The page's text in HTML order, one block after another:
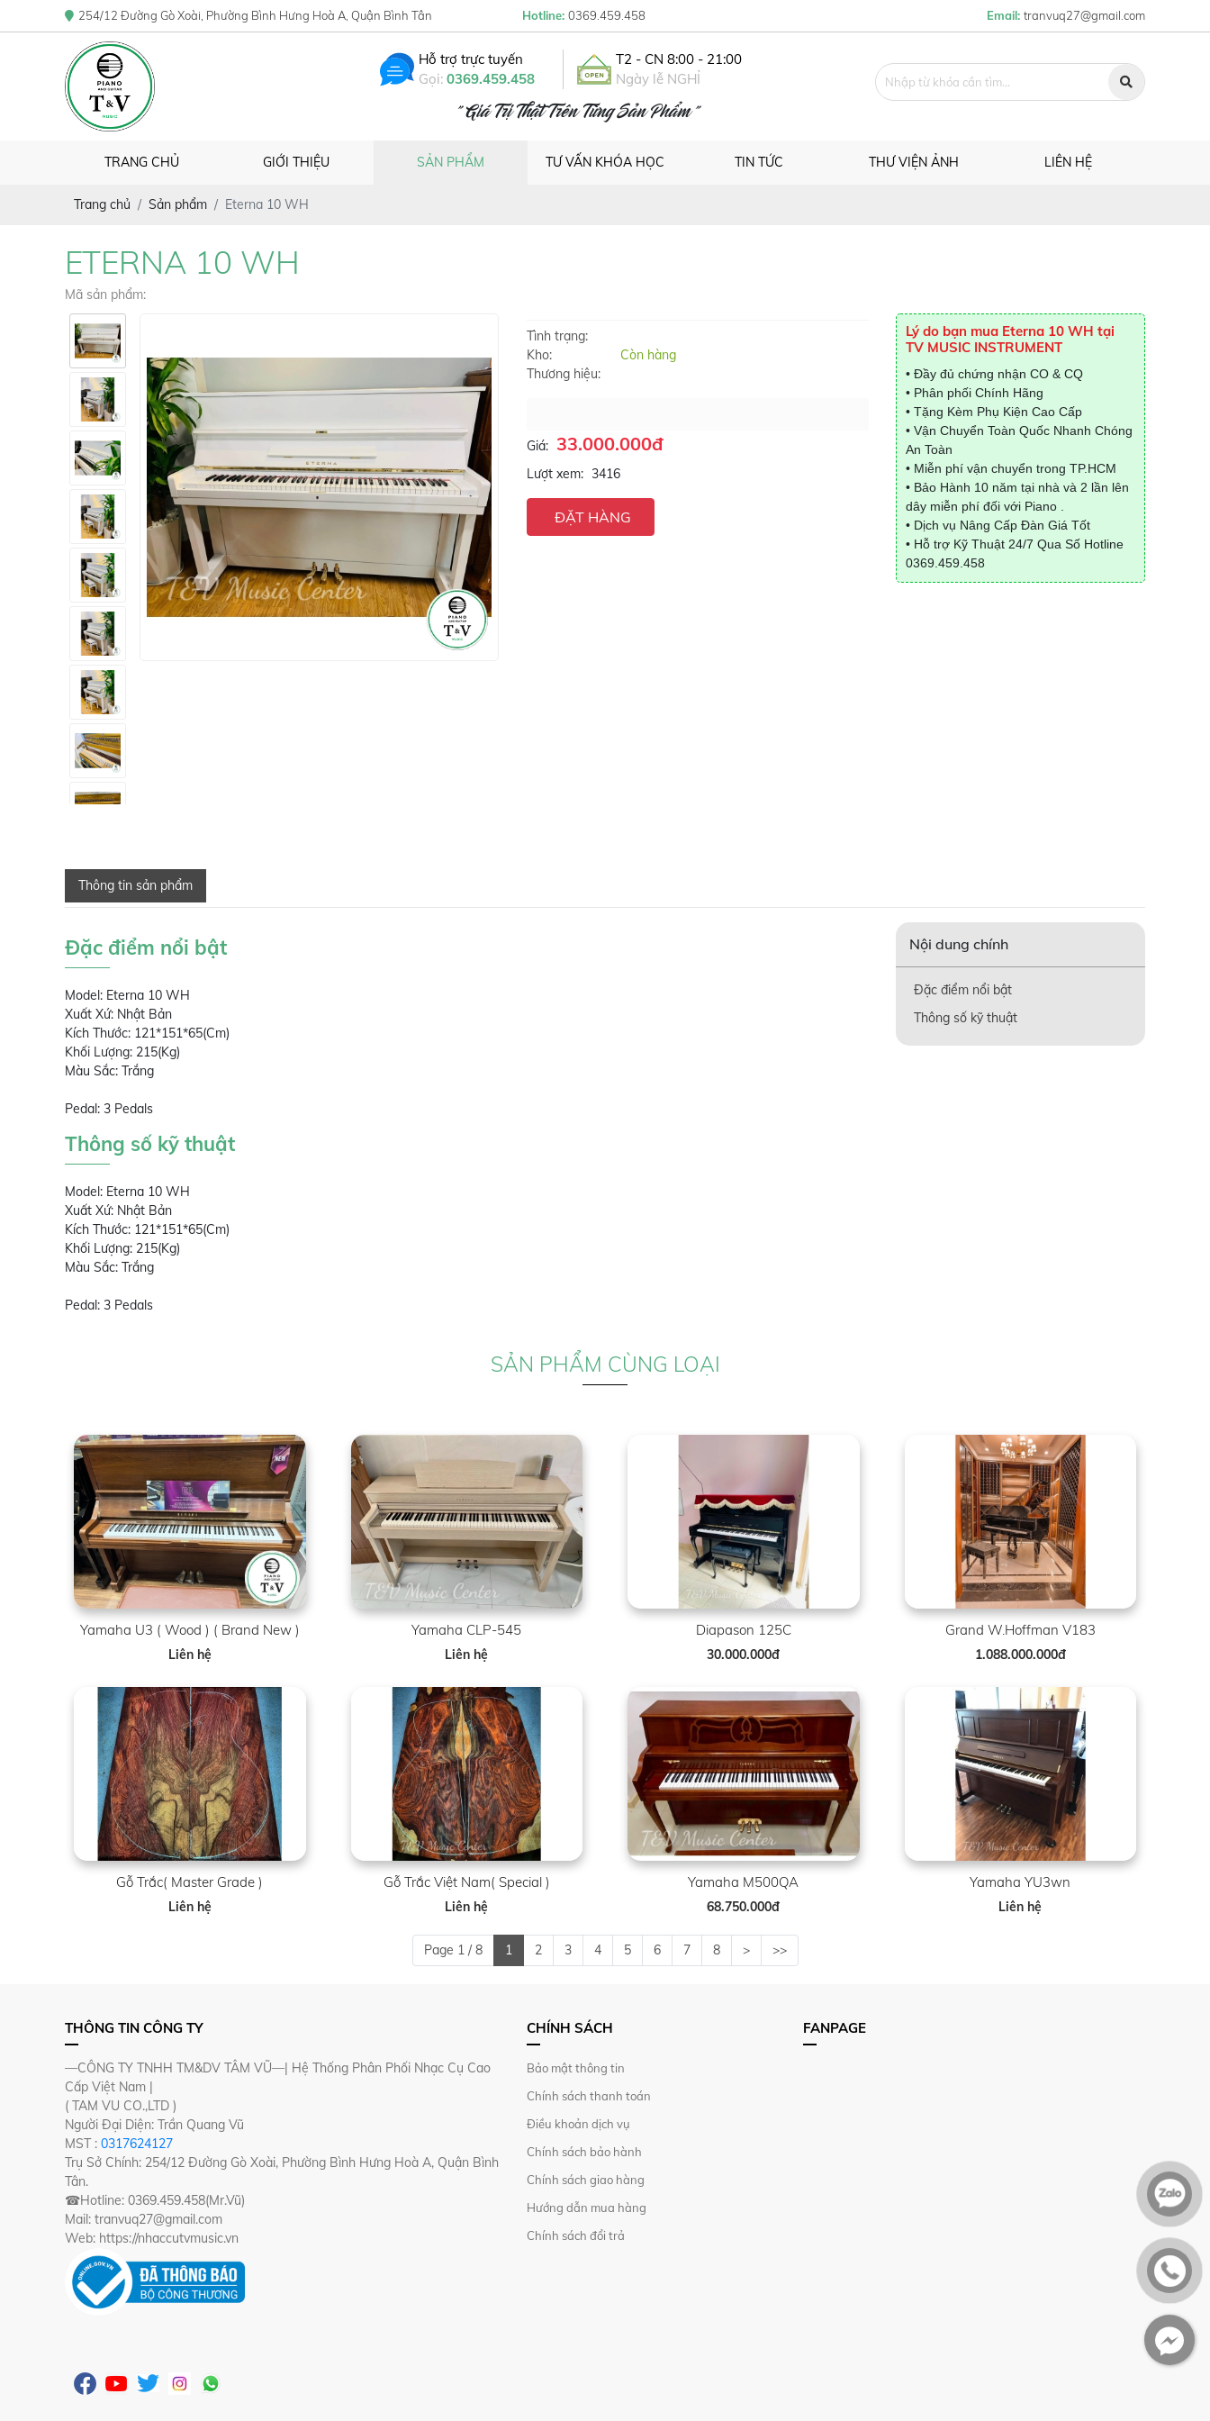
254/12 Đường Gò Xoài, Phường Bình Hưng Hoà A, Quận Bình Tân Hotline: 0369.459.458 Email: tranvuq27@gmail.com
Hỗ trợ trực tuyến
Gọi: 0369.459.458
T2 - CN 8:00 - 21:00
Ngày lễ NGHỈ
" Giá Trị Thật Trên Từng Sản Phẩm "
TRANG CHỦ GIỚI THIỆU SẢN PHẨM TƯ VẤN KHÓA HỌC TIN TỨC THƯ VIỆN ẢNH LIÊN HỆ
Trang chủ Sản phẩm Eterna 10 WH
ETERNA 10 WH
Mã sản phẩm:
Tình trạng:
Kho:
Còn hàng
Thương hiệu:
Giá: 33.000.000đ
Lượt xem: 3416
ĐẶT HÀNG
Lý do bạn mua Eterna 10 WH tại
TV MUSIC INSTRUMENT
• Đầy đủ chứng nhận CO & CQ
• Phân phối Chính Hãng
• Tặng Kèm Phụ Kiện Cao Cấp
• Vận Chuyển Toàn Quốc Nhanh Chóng
An Toàn
• Miễn phí vận chuyển trong TP.HCM
• Bảo Hành 10 năm tại nhà và 2 lần lên
dây miễn phí đối với Piano .
• Dịch vụ Nâng Cấp Đàn Giá Tốt
• Hỗ trợ Kỹ Thuật 24/7 Qua Số Hotline
0369.459.458
Thông tin sản phẩm
Đặc điểm nổi bật
Model: Eterna 10 WH
Xuất Xứ: Nhật Bản
Kích Thước: 121*151*65(Cm)
Khối Lượng: 215(Kg)
Màu Sắc: Trắng
Pedal: 3 Pedals
Thông số kỹ thuật
Model: Eterna 10 WH
Xuất Xứ: Nhật Bản
Kích Thước: 121*151*65(Cm)
Khối Lượng: 215(Kg)
Màu Sắc: Trắng
Pedal: 3 Pedals
Nội dung chính
Đặc điểm nổi bật
Thông số kỹ thuật
SẢN PHẨM CÙNG LOẠI
Yamaha U3 ( Wood ) ( Brand New )
Liên hệ
Yamaha CLP-545
Liên hệ
Diapason 125C
30.000.000đ
Grand W.Hoffman V183
1.088.000.000đ
Gỗ Trắc( Master Grade )
Liên hệ
Gỗ Trắc Việt Nam( Special )
Liên hệ
Yamaha M500QA
68.750.000đ
Yamaha YU3wn
Liên hệ
Page 1 / 8 1 2 3 4 5 6 7 8 > >>
THÔNG TIN CÔNG TY
—CÔNG TY TNHH TM&DV TÂM VŨ—| Hệ Thống Phân Phối Nhạc Cụ Cao
Cấp Việt Nam |
( TAM VU CO.,LTD )
Người Đại Diện: Trần Quang Vũ
MST : 0317624127
Trụ Sở Chính: 254/12 Đường Gò Xoài, Phường Bình Hưng Hoà A, Quận Bình
Tân.
☎Hotline: 0369.459.458(Mr.Vũ)
Mail: tranvuq27@gmail.com
Web: https://nhaccutvmusic.vn
CHÍNH SÁCH
Bảo mật thông tin
Chính sách thanh toán
Điều khoản dịch vụ
Chính sách bảo hành
Chính sách giao hàng
Hướng dẫn mua hàng
Chính sách đổi trả
FANPAGE